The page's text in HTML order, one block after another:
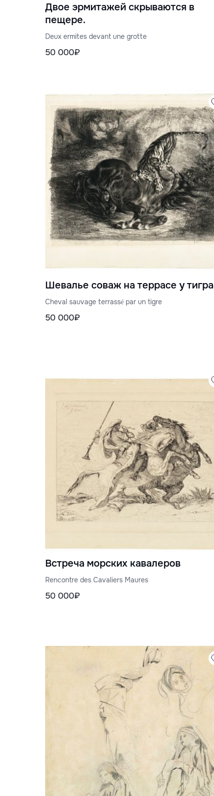
Двое эрмитажей скрываются в
пещере.
Deux ermites devant une grotte
50 000₽
Шевалье соваж на террасе у тигра
Cheval sauvage terrassé par un tigre
50 000₽
Встреча морских кавалеров
Rencontre des Cavaliers Maures
50 000₽